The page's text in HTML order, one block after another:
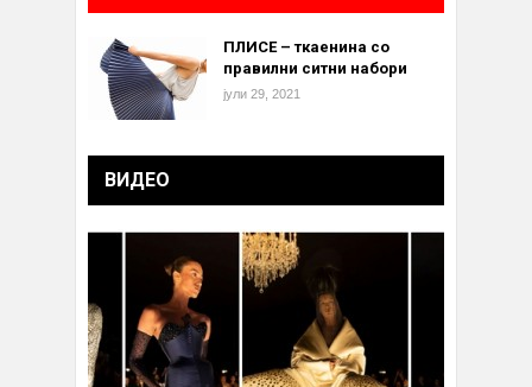
ПЛИСЕ – ткаенина со
правилни ситни набори
јули 29, 2021
ВИДЕО